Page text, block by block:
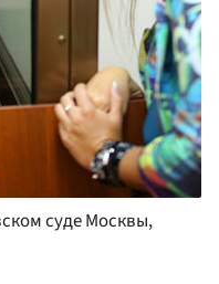
суде Москвы,